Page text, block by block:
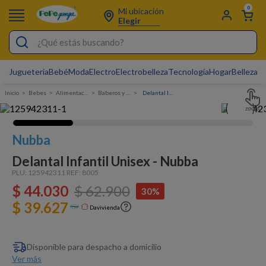
Mi ubicación
Elegir
0
¿Qué estás buscando?
JugueteriaBebéModaElectroElectrobellezaTecnologíaHogarBelleza
Bebes Alimentacion Baberos y panos
Nubba
Delantal Infantil Unisex - Nubba
PLU: 125942311 REF: 8005
$ 44.030 $62.900 30%
$ 39.627 Davivienda
Disponible para despacho a domicilio
Ver más
Pijamas
Electro
Figuras Toy Story
Carters
Silla Mecedora Bebé
Bebes
Cartas Pokemon